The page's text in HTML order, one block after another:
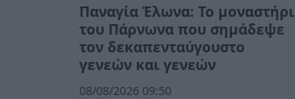
Παναγία Έλωνα: Το μοναστήρι
του Πάρνωνα που σημάδεψε
τον δεκαπενταύγουστο
γενεών και γενεών
08/08/2026 09:50